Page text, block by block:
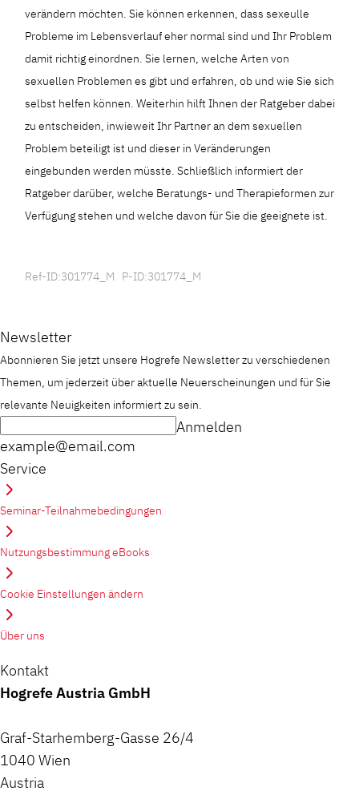
verändern möchten. Sie können erkennen, dass sexeulle
Probleme im Lebensverlauf eher normal sind und Ihr Problem
damit richtig einordnen. Sie lernen, welche Arten von
sexuellen Problemen es gibt und erfahren, ob und wie Sie sich
selbst helfen können. Weiterhin hilft Ihnen der Ratgeber dabei
zu entscheiden, inwieweit Ihr Partner an dem sexuellen
Problem beteiligt ist und dieser in Veränderungen
eingebunden werden müsste. Schließlich informiert der
Ratgeber darüber, welche Beratungs- und Therapieformen zur
Verfügung stehen und welche davon für Sie die geeignete ist.
Ref-ID:301774_M P-ID:301774_M
Newsletter
Abonnieren Sie jetzt unsere Hogrefe Newsletter zu verschiedenen
Themen, um jederzeit über aktuelle Neuerscheinungen und für Sie
relevante Neuigkeiten informiert zu sein.
example@email.com
Anmelden
Service
Seminar-Teilnahmebedingungen
Nutzungsbestimmung eBooks
Cookie Einstellungen ändern
Über uns
Kontakt
Hogrefe Austria GmbH
Graf-Starhemberg-Gasse 26/4
1040 Wien
Austria